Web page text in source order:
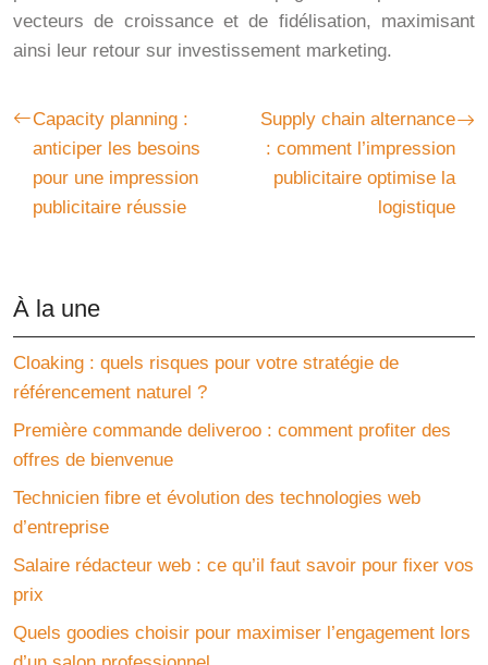
vecteurs de croissance et de fidélisation, maximisant
ainsi leur retour sur investissement marketing.
Capacity planning :
anticiper les besoins
pour une impression
publicitaire réussie
Supply chain alternance
: comment l’impression
publicitaire optimise la
logistique
À la une
Cloaking : quels risques pour votre stratégie de
référencement naturel ?
Première commande deliveroo : comment profiter des
offres de bienvenue
Technicien fibre et évolution des technologies web
d’entreprise
Salaire rédacteur web : ce qu’il faut savoir pour fixer vos
prix
Quels goodies choisir pour maximiser l’engagement lors